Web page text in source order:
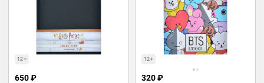
12+
650 ₽
12+
320 ₽